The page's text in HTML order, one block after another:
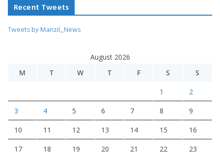
Recent Tweets
Tweets by Manzil_News
August 2026
M
T W T F S S
1 2
3 4 5 6 7 8 9
10 11 12 13 14 15 16
17 18 19 20 21 22 23